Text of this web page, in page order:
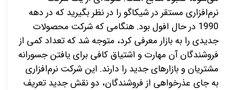
نرم‌افزاری مستقر در شیکاگو را در نظر بگیرید که در دهه
1990 در حال افول بود
. هنگامی که شرکت محصولات
جدیدی را به بازار معرفی کرد، متوجه شد که تعداد کمی از
فروشندگان آن مهارت و اشتیاق کافی برای یافتن جسورانه
مشتریان و بازارهای جدید را دارند. این شرکت نرم‌افزاری
به جای عذرخواهی از فروشندگان، دو نقش جدید تعریف